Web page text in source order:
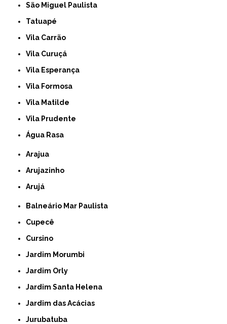
São Miguel Paulista
Tatuapé
Vila Carrão
Vila Curuçá
Vila Esperança
Vila Formosa
Vila Matilde
Vila Prudente
Água Rasa
Arajua
Arujazinho
Arujá
Balneário Mar Paulista
Cupecê
Cursino
Jardim Morumbi
Jardim Orly
Jardim Santa Helena
Jardim das Acácias
Jurubatuba